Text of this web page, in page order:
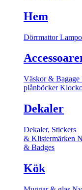
Hem
Dörrmattor
Väskor & Bagage
plånböcker
Dekaler
Dekaler, Stickers
& Klistermärken
& Badges
Kök